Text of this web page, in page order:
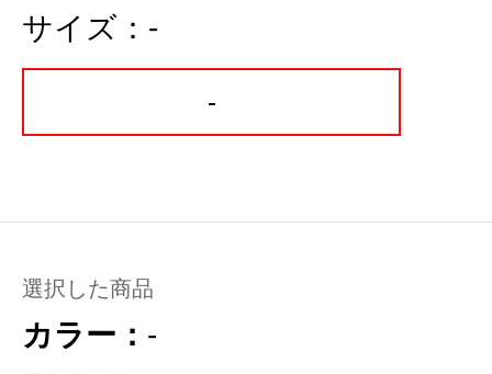
サイズ： -
-
選択した商品
カラー： -